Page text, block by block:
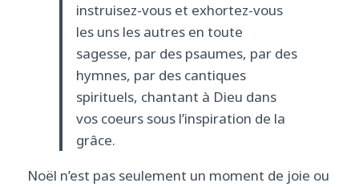
instruisez-vous et exhortez-vous
les uns les autres en toute
sagesse, par des psaumes, par des
hymnes, par des cantiques
spirituels, chantant à Dieu dans
vos coeurs sous l’inspiration de la
grâce.
Noël n’est pas seulement un moment de joie ou